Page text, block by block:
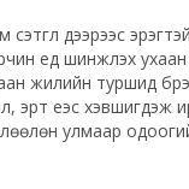
дээрээс
үед шинжлэх
жилийн туршид
эрт үеэс хэвшигдэж
улмаар